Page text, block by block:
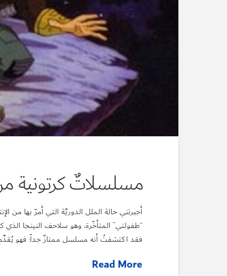
مسلسلاتٌ كرتونية
أجبرتني حالة الملل الدوريَّة التي أمرّ بها
فقد اكتشفتُ أنه مسلسل ممتازٌ جداً: فهو يُقدِّم
Read More